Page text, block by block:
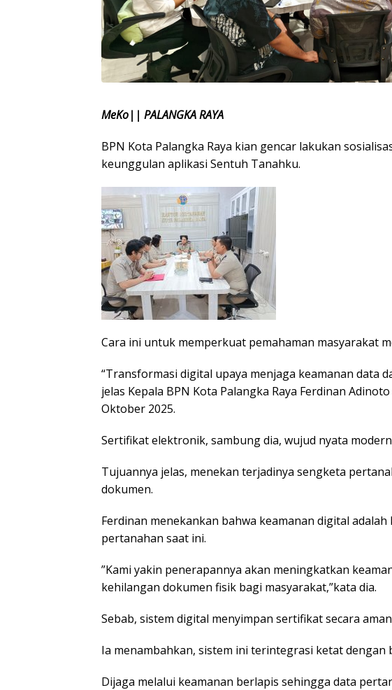
MeKo|| PALANGKA RAYA
BPN Kota Palangka Raya kian gencar lakukan
keunggulan aplikasi Sentuh Tanahku.
Cara ini untuk memperkuat pemahaman masyarakat
“Transformasi digital upaya menjaga keamanan data
jelas Kepala BPN Kota Palangka Raya Ferdinan
Oktober 2025.
Sertifikat elektronik, sambung dia, wujud nyata
Tujuannya jelas, menekan terjadinya sengketa
dokumen.
Ferdinan menekankan bahwa keamanan digital
pertanahan saat ini.
”Kami yakin penerapannya akan meningkatkan
kehilangan dokumen fisik bagi masyarakat,”kata dia.
Sebab, sistem digital menyimpan sertifikat secara
Ia menambahkan, sistem ini terintegrasi ketat dengan
Dijaga melalui keamanan berlapis sehingga data